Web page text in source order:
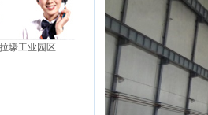
壕工业园区